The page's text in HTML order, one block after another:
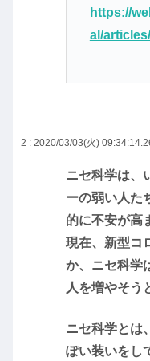
https://
al/
2 : 2020/03/03(火)
ニセ科学は、
ーの弱い人た
的に不安が高
現在、新型コ
か、ニセ科学
人を増やそう
ニセ科学とは
ぽい装いをし